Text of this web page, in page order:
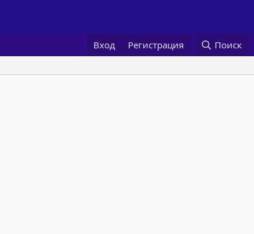
Вход Регистрация Поиск